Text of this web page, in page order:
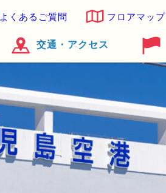
よくあるご質問 フロアマップ
交通・アクセス